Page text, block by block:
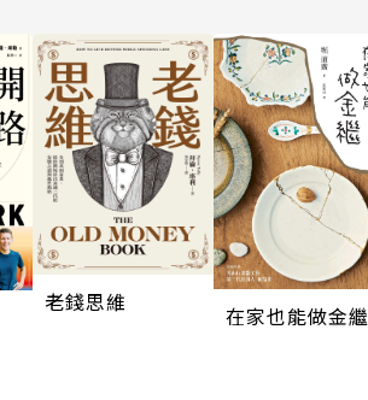
老錢思維 在家也能做金繼